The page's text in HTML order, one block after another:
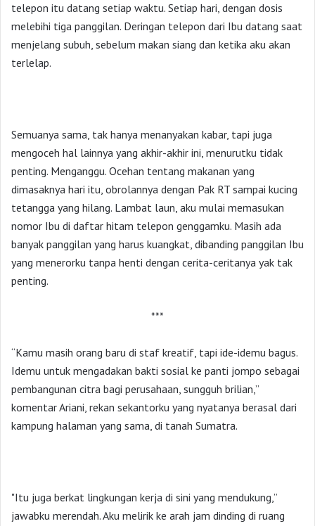
telepon itu datang setiap waktu. Setiap hari, dengan dosis
melebihi tiga panggilan. Deringan telepon dari Ibu datang saat
menjelang subuh, sebelum makan siang dan ketika aku akan
terlelap.
Semuanya sama, tak hanya menanyakan kabar, tapi juga
mengoceh hal lainnya yang akhir-akhir ini, menurutku tidak
penting. Menganggu. Ocehan tentang makanan yang
dimasaknya hari itu, obrolannya dengan Pak RT sampai kucing
tetangga yang hilang. Lambat laun, aku mulai memasukan
nomor Ibu di daftar hitam telepon genggamku. Masih ada
banyak panggilan yang harus kuangkat, dibanding panggilan Ibu
yang menerorku tanpa henti dengan cerita-ceritanya yak tak
penting.
***
“Kamu masih orang baru di staf kreatif, tapi ide-idemu bagus.
Idemu untuk mengadakan bakti sosial ke panti jompo sebagai
pembangunan citra bagi perusahaan, sungguh brilian,”
komentar Ariani, rekan sekantorku yang nyatanya berasal dari
kampung halaman yang sama, di tanah Sumatra.
"Itu juga berkat lingkungan kerja di sini yang mendukung,”
jawabku merendah. Aku melirik ke arah jam dinding di ruang